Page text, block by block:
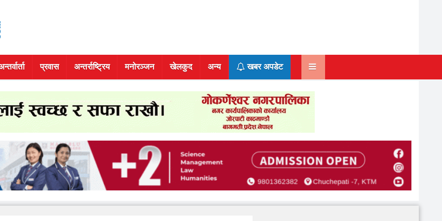
प्रवास अन्तर्राष्ट्रिय मनोरञ्जन खेलकुद अन्य खबर अपडेट